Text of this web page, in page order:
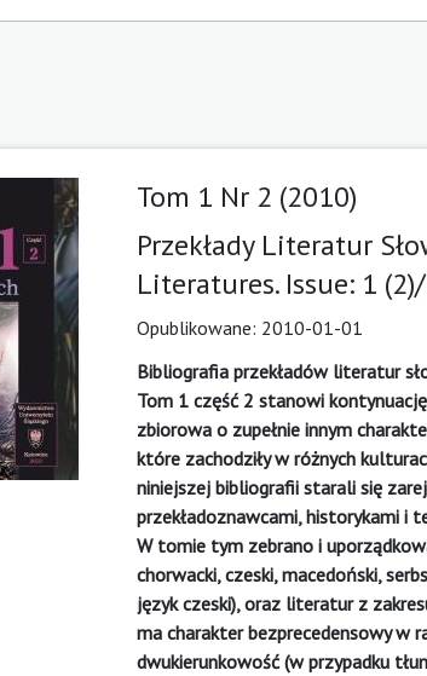
Tom 1 Nr 2 (2010)
Przekłady Literatur
Literatures. Issue: 1
Opublikowane: 2010-01-01
Bibliografia przekładów literatur
Tom 1 część 2 stanowi
zbiorowa o zupełnie innym
które zachodziły w różnych
niniejszej bibliografii starali się
przekładoznawcami, historykami i
W tomie tym zebrano i
chorwacki, czeski, macedoński,
język czeski), oraz literatur z
ma charakter bezprecedensowy w
dwukierunkowość (w przypadku